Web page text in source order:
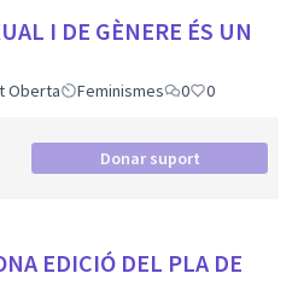
I DE GÈNERE ÉS UN
Oberta Feminismes 0 0
Donar suport
EDICIÓ DEL PLA DE